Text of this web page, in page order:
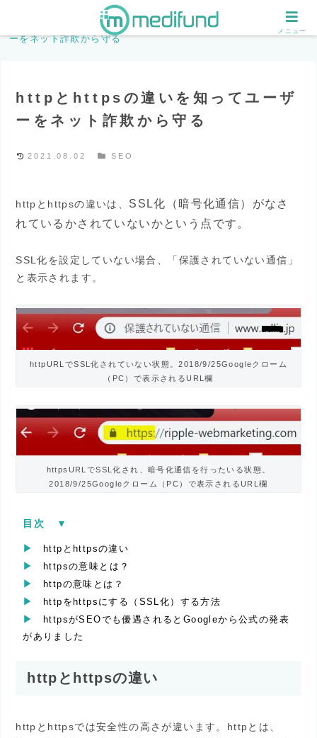
SEO
httpとhttpsの違いを知ってユーザ
ーをネット詐欺から守る
httpとhttpsの違いを知ってユーザ
ーをネット詐欺から守る
2021.08.02 SEO
httpとhttpsの違いは、 SSL化（暗号化通信） がなさ
れているかされていないかという点です。
SSL化を設定していない場合、「保護されていない通信」
と表示されます。
httpURLでSSL化されていない状態。2018/9/25Googleクローム
（PC）で表示されるURL欄
httpsURLでSSL化され、暗号化通信を行ったいる状態。
2018/9/25Googleクローム（PC）で表示されるURL欄
目次 ▼︎
httpとhttpsの違い
httpsの意味とは？
httpの意味とは？
httpをhttpsにする（SSL化）する方法
httpsがSEOでも優遇されるとGoogleから公式の発表
がありました
httpとhttpsの違い
httpとhttpsでは安全性の高さが違います。httpとは、
メニュー